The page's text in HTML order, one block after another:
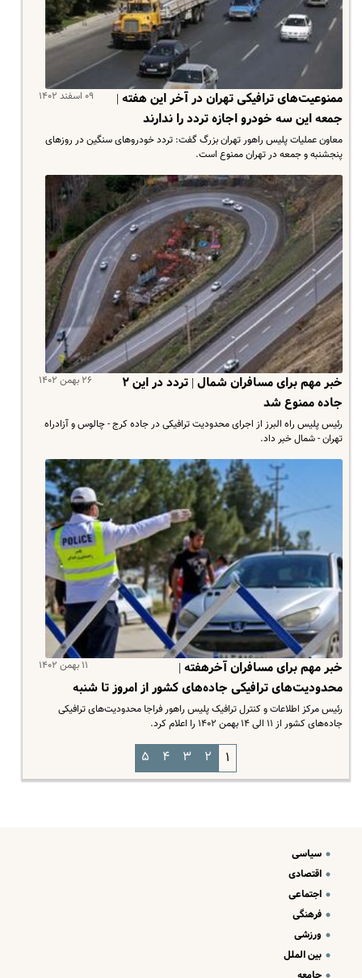
۰۹ اسفند ۱۴۰۲
ممنوعیت‌های ترافیکی تهران در آخر این هفته |
جمعه این سه خودرو اجازه تردد را ندارند
معاون عملیات پلیس راهور تهران بزرگ گفت: تردد خودروهای سنگین در روزهای
پنجشنبه و جمعه در تهران ممنوع است.
۲۶ بهمن ۱۴۰۲
خبر مهم برای مسافران شمال | تردد در این ۲
جاده ممنوع شد
رئیس پلیس راه البرز از اجرای محدودیت ترافیکی در جاده کرج - چالوس و آزادراه
تهران - شمال خبر داد.
۱۱ بهمن ۱۴۰۲
خبر مهم برای مسافران آخرهفته |
محدودیت‌های ترافیکی جاده‌های کشور از امروز تا شنبه
رئیس مرکز اطلاعات و کنترل ترافیک پلیس راهور فراجا محدودیت‌های ترافیکی
جاده‌های کشور از ۱۱ الی ۱۴ بهمن ۱۴۰۲ را اعلام کرد.
۱ ۲ ۳ ۴ ۵
سیاسی
اقتصادی
اجتماعی
فرهنگی
ورزشی
بین الملل